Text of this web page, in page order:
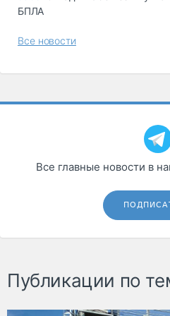
БПЛА
Все новости
Все главные новости в
Публикации по